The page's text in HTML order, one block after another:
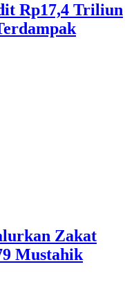
Rp17,4 Triliun
Zakat
Mustahik